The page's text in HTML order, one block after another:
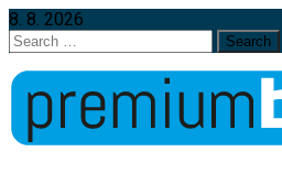
8. 8. 2026
Search
for: